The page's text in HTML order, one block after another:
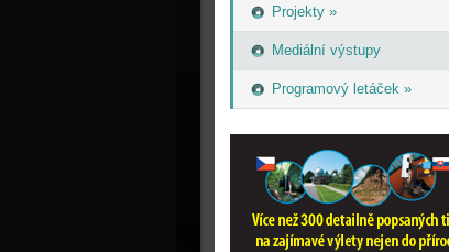
Projekty »
Mediální výstupy
Programový letáček »